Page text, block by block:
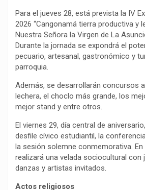
Para el jueves 28, está prevista la IV
2026 “Cangonamá tierra productiva y
Nuestra Señora la Virgen de La
Durante la jornada se expondrá el
pecuario, artesanal, gastronómico y
parroquia.
Además, se desarrollarán concursos
lechera, el choclo más grande, los
mejor stand y entre otros.
El viernes 29, día central de
desfile cívico estudiantil, la
la sesión solemne conmemorativa. En
realizará una velada sociocultural con
danzas y artistas invitados.
Actos religiosos